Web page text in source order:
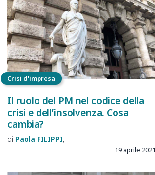
Crisi d'impresa
Il ruolo del PM nel codice della
crisi e dell’insolvenza. Cosa
cambia?
Paola FILIPPI
19 aprile 2021